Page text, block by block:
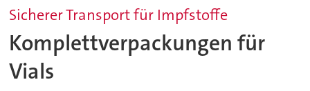
Sicherer Transport für Impfstoffe
Komplettverpackungen für
Vials